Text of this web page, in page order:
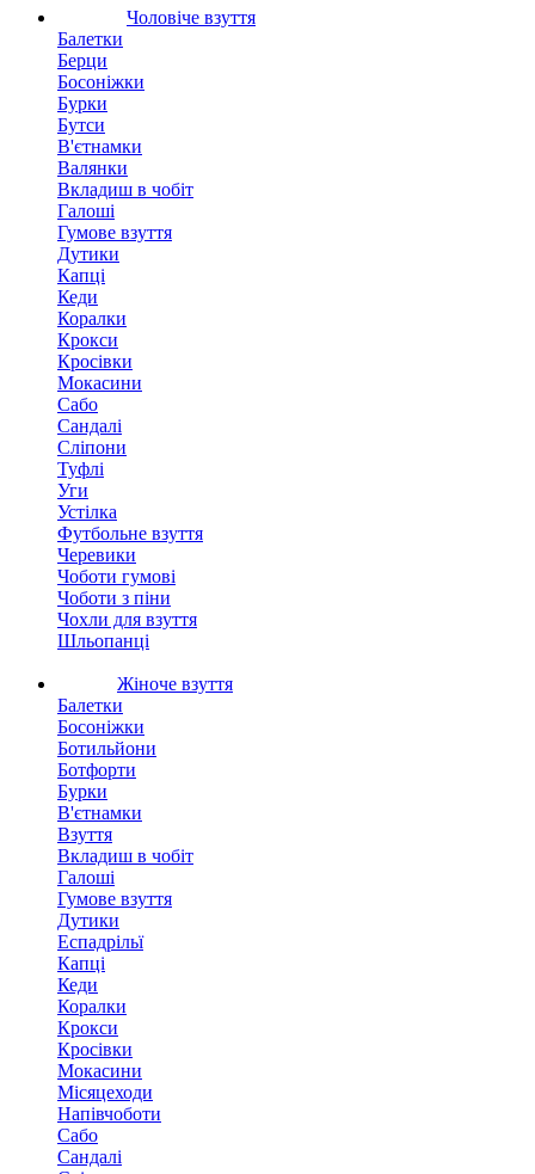
Чоловіче взуття
Балетки
Берци
Босоніжки
Бурки
Бутси
В'єтнамки
Валянки
Вкладиш в чобіт
Галоші
Гумове взуття
Дутики
Капці
Кеди
Коралки
Крокси
Кросівки
Мокасини
Сабо
Сандалі
Сліпони
Туфлі
Уги
Устілка
Футбольне взуття
Черевики
Чоботи гумові
Чоботи з піни
Чохли для взуття
Шльопанці
Жіноче взуття
Балетки
Босоніжки
Ботильйони
Ботфорти
Бурки
В'єтнамки
Взуття
Вкладиш в чобіт
Галоші
Гумове взуття
Дутики
Еспадрільї
Капці
Кеди
Коралки
Крокси
Кросівки
Мокасини
Місяцеходи
Напівчоботи
Сабо
Сандалі